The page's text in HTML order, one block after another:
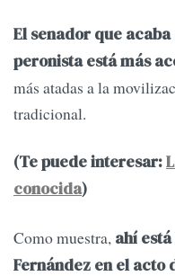
El senador que
peronista está más
más atadas a la
tradicional.
(Te puede interesar:
conocida)
Como muestra, ahí
Fernández en el acto